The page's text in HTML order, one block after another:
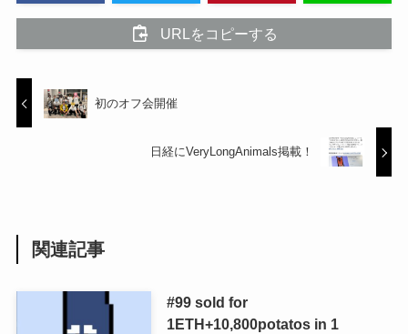
URLをコピーする
初のオフ会開催
日経にVeryLongAnimals掲載！
関連記事
#99 sold for
1ETH+10,800potatos in 1